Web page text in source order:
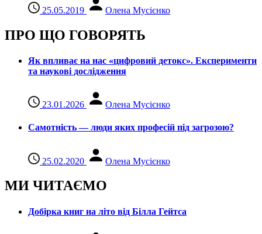
25.05.2019 Олена Мусієнко
ПРО ЩО ГОВОРЯТЬ
Як впливає на нас «цифровий детокс». Експерименти
та наукові дослідження
23.01.2026 Олена Мусієнко
Самотність — люди яких професій під загрозою?
25.02.2020 Олена Мусієнко
МИ ЧИТАЄМО
Добірка книг на літо від Білла Гейтса